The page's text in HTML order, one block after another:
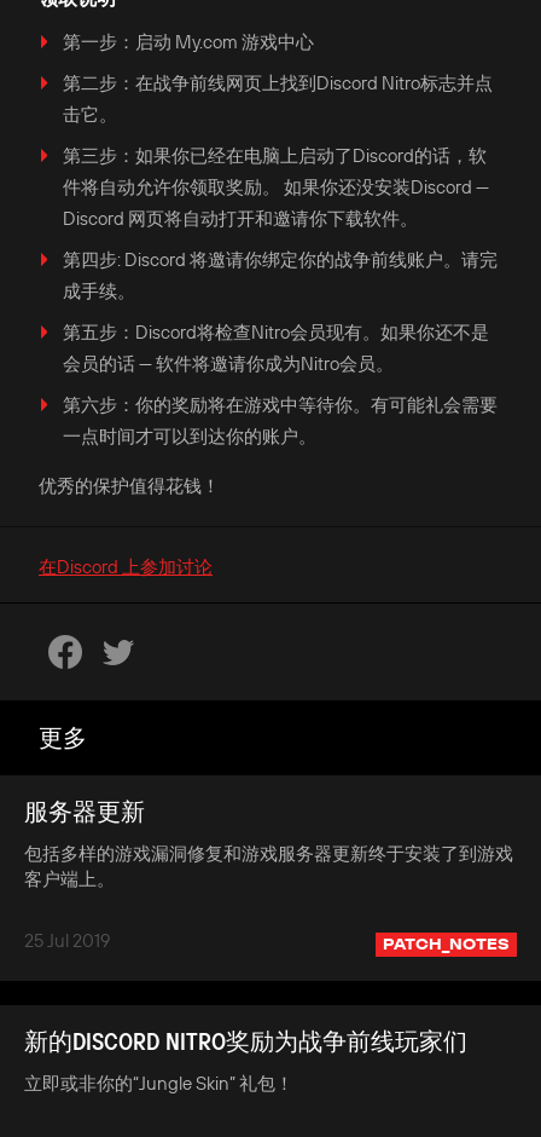
第一步：启动 My.com 游戏中心
第二步：在战争前线网页上找到Discord Nitro标志并点
击它。
第三步：如果你已经在电脑上启动了Discord的话，软
件将自动允许你领取奖励。 如果你还没安装Discord —
Discord 网页将自动打开和邀请你下载软件。
第四步: Discord 将邀请你绑定你的战争前线账户。请完
成手续。
第五步：Discord将检查Nitro会员现有。如果你还不是
会员的话 — 软件将邀请你成为Nitro会员。
第六步：你的奖励将在游戏中等待你。有可能礼会需要
一点时间才可以到达你的账户。
优秀的保护值得花钱！
在Discord 上参加讨论
更多
服务器更新
包括多样的游戏漏洞修复和游戏服务器更新终于安装了到游戏
客户端上。
25 Jul 2019 PATCH_NOTES
新的DISCORD NITRO奖励为战争前线玩家们
立即或非你的“Jungle Skin” 礼包！